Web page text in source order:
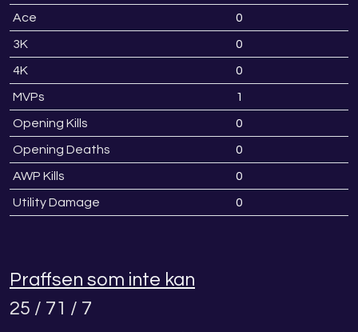
Ace 0
3K 0
4K 0
MVPs 1
Opening Kills 0
Opening Deaths 0
AWP Kills 0
Utility Damage 0
Praffsen som inte kan
25 / 71 / 7